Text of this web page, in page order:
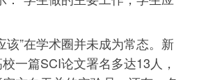
”在学术圈并未成为常态。新
一篇SCI论文署名多达13人，